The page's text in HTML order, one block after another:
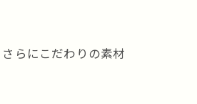
らにこだわりの素材